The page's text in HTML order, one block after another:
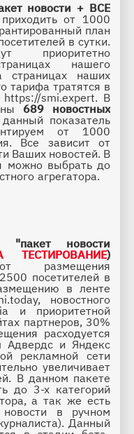
новости + ВСЕ
от 1000
план
в сутки.
приоритетно
нашего
наших
тарифа тратятся в
https://smi.expert. В
689 новостных
показатель
от 1000
Все зависит от
Ваших новостей. В
можно выбрать до
агрегатора.
"пакет новости
ТЕСТИРОВАНИЕ)
посетителей в
в ленте
новостного
и приоритетной
партнеров, 30%
расходуется
Адвердс и Яндекс
увеличивает
В данном пакете
до 3-х категорий
а так же есть
новости в ручном
Данный